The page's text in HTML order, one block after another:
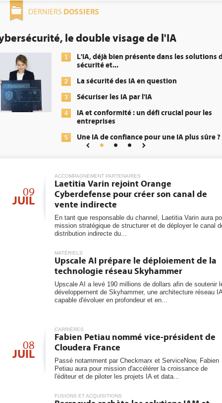
DERNIERS DOSSIERS
double visage de l'IA
L'IA, déjà bien présente dans les solutions de
sécurité et...
2 La sécurité des IA en question
Sécuriser les IA par l'IA
4
IA et conformité : un défi crucial pour les
Une IA de confiance pour une IA plus sûre ?
09
JUIL
ACCOMPAGNEMENT PARTENAIRES
Laetitia Varin rejoint Orange
Cyberdefense pour créer son canal de
vente indirecte
En tant que responsable du channel, Laetitia Varin aura
mission stratégique de structurer et de déployer le canal
distribution indirecte du...
MATÉRIELS
Upscale AI prépare le déploiement de la
technologie réseau Skyhammer
Upscale AI a levé 190 millions de dollars afin de soutenir
développement de Skyhammer, une architecture réseau IA
capable d'évoluer en profondeur et en...
08
JUIL
CARRIÈRES
Fabien Petiau nommé vice-président de
Cloudera France
Passé notamment par Checkmarx et ServiceNow, Fabien
Petiau aura pour mission d'accélérer la croissance de
l'éditeur et de piloter les projets IA et data...
FUSIONS ET ACQUISITIONS